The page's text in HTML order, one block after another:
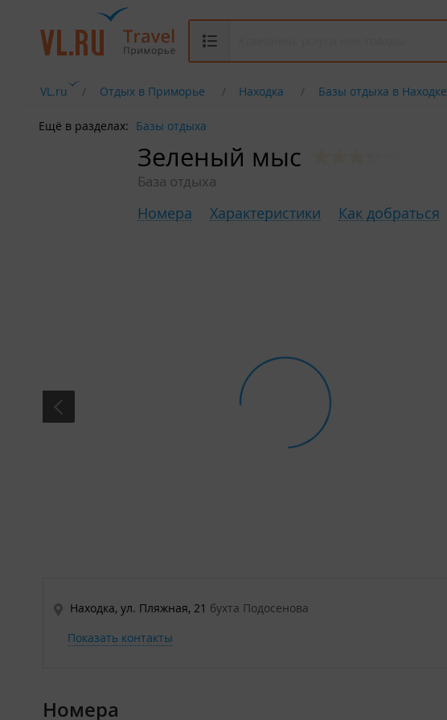
VL.ru Отдых в Приморье Находка Базы отдыха в Находке
Ещё в разделах: Базы отдыха
Зеленый мыс
База отдыха
Номера Характеристики Как добраться
Находка, ул. Пляжная, 21 бухта Подосенова
Показать контакты
Номера